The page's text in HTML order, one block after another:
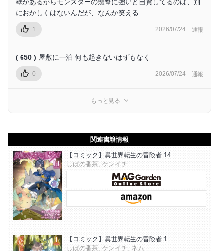
壁があるからモンスターの襲撃に強いと自賛してるのは、別
におかしくはないんだが、なんか笑える
1 2026/07/24 通報
( 650 ) 屋敷に一泊 何も起きないはずもなく
0 2026/07/24 通報
もっと見る
関連書籍情報
【コミック】異世界転生の冒険者 14
しばの番茶, ケンイチ
【コミック】異世界転生の冒険者 1
しばの番茶, ケンイチ, ネム